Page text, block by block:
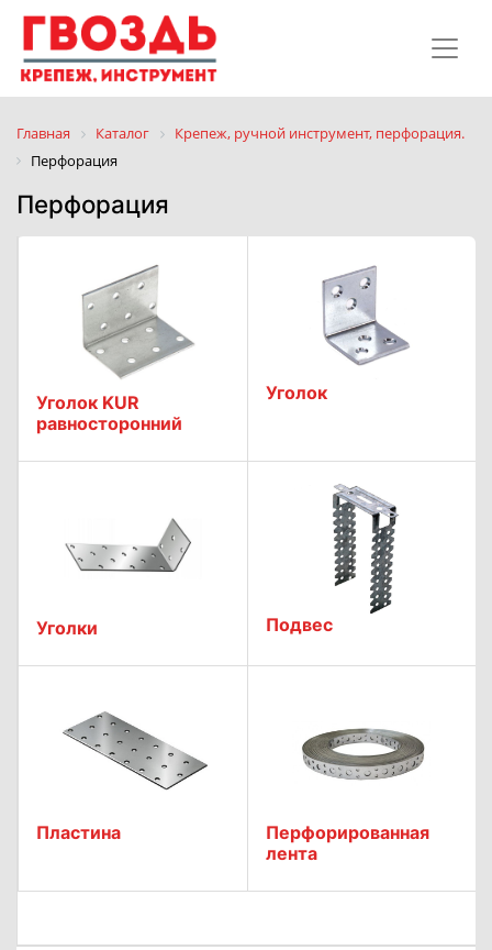
Главная Каталог
Крепеж, ручной инструмент, перфорация.
Перфорация
Перфорация
Уголок KUR
равносторонний
Уголок
Уголки Подвес
Пластина
Перфорированная
лента